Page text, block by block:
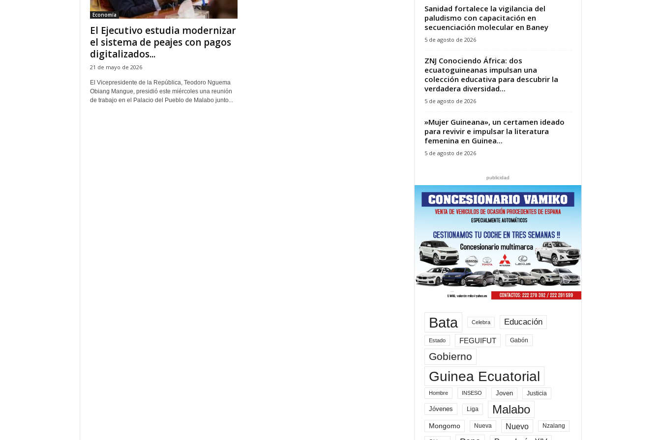
Economía
El Ejecutivo estudia modernizar
el sistema de peajes con pagos
digitalizados...
21 de mayo de 2026
El Vicepresidente de la República, Teodoro Nguema
Obiang Mangue, presidió este miércoles una reunión
de trabajo en el Palacio del Pueblo de Malabo junto...
Sanidad fortalece la vigilancia del
paludismo con capacitación en
secuenciación molecular en Baney
5 de agosto de 2026
ZNJ Conociendo África: dos
ecuatoguineanas impulsan una
colección educativa para descubrir la
verdadera diversidad...
5 de agosto de 2026
‎»Mujer Guineana», un certamen ideado
para revivir e impulsar la literatura
femenina en Guinea...
5 de agosto de 2026
publicidad
Bata Celebra Educación
Estado FEGUIFUT Gabón
Gobierno
Guinea Ecuatorial
Hombre INSESO Joven Justicia
Jóvenes Liga Malabo
Mongomo Nueva Nuevo Nzalang